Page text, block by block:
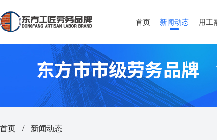
首页 新闻动态 用工
首页 / 新闻动态